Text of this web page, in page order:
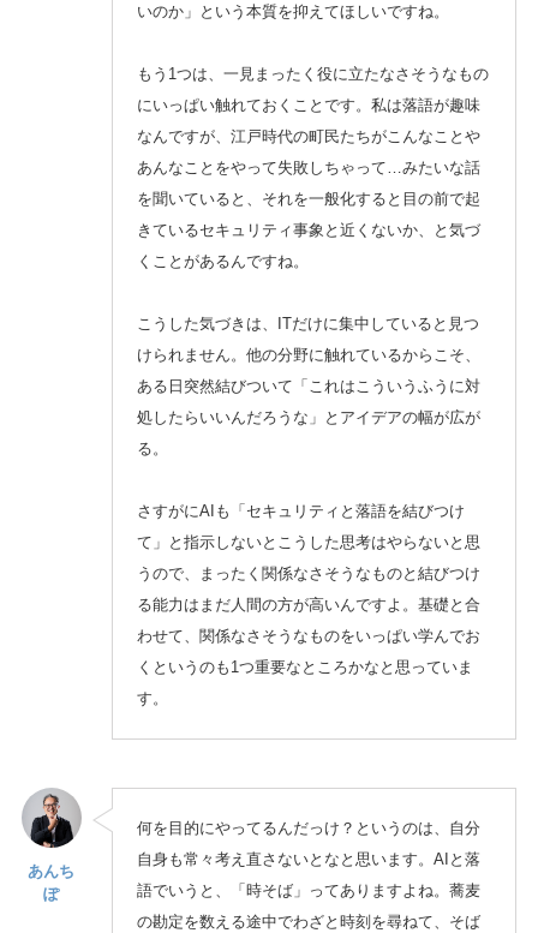
いのか」という本質を抑えてほしいですね。
もう1つは、一見まったく役に立たなさそうなもの
にいっぱい触れておくことです。私は落語が趣味
なんですが、江戸時代の町民たちがこんなことや
あんなことをやって失敗しちゃって…みたいな話
を聞いていると、それを一般化すると目の前で起
きているセキュリティ事象と近くないか、と気づ
くことがあるんですね。
こうした気づきは、ITだけに集中していると見つ
けられません。他の分野に触れているからこそ、
ある日突然結びついて「これはこういうふうに対
処したらいいんだろうな」とアイデアの幅が広が
る。
さすがにAIも「セキュリティと落語を結びつけ
て」と指示しないとこうした思考はやらないと思
うので、まったく関係なさそうなものと結びつけ
る能力はまだ人間の方が高いんですよ。基礎と合
わせて、関係なさそうなものをいっぱい学んでお
くというのも1つ重要なところかなと思っていま
す。
あんち
ぽ
何を目的にやってるんだっけ？というのは、自分
自身も常々考え直さないとなと思います。AIと落
語でいうと、「時そば」ってありますよね。蕎麦
の勘定を数える途中でわざと時刻を尋ねて、そば